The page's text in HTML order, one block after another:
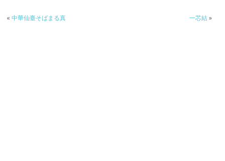
«中華仙臺そばまる真 一芯結»